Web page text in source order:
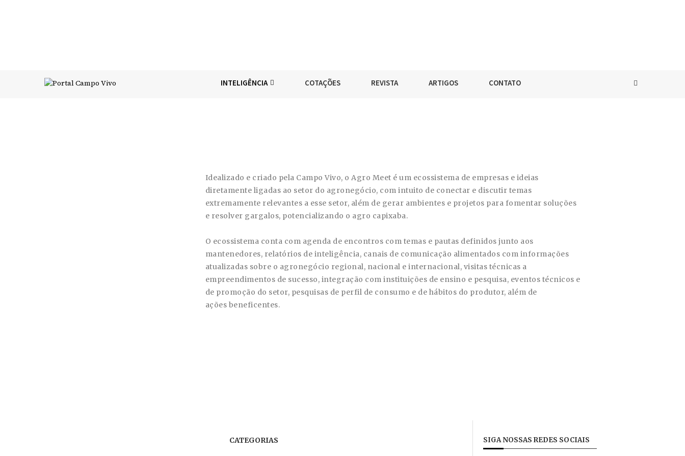
INTELIGÊNCIA COTAÇÕES REVISTA ARTIGOS CONTATO
Idealizado e criado pela Campo Vivo, o Agro Meet é um ecossistema de empresas e ideias
diretamente ligadas ao setor do agronegócio, com intuito de conectar e discutir temas
extremamente relevantes a esse setor, além de gerar ambientes e projetos para fomentar soluções
e resolver gargalos, potencializando o agro capixaba.
O ecossistema conta com agenda de encontros com temas e pautas definidos junto aos
mantenedores, relatórios de inteligência, canais de comunicação alimentados com informações
atualizadas sobre o agronegócio regional, nacional e internacional, visitas técnicas a
empreendimentos de sucesso, integração com instituições de ensino e pesquisa, eventos técnicos e
de promoção do setor, pesquisas de perfil de consumo e de hábitos do produtor, além de
ações beneficentes.
CATEGORIAS SIGA NOSSAS REDES SOCIAIS